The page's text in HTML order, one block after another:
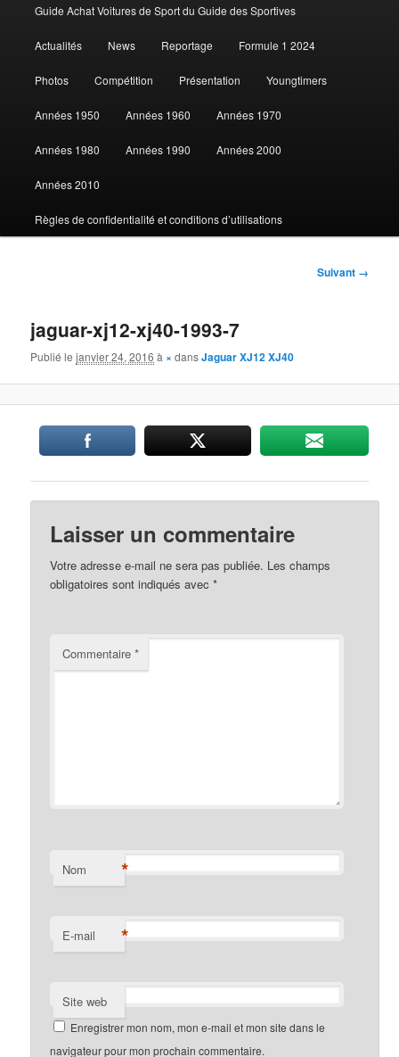
au
contenu
Guide Achat Voitures de Sport du Guide des Sportives
Actualités News Reportage Formule 1 2024
Photos Compétition Présentation Youngtimers
Années 1950 Années 1960 Années 1970
Années 1980 Années 1990 Années 2000
Années 2010
Règles de confidentialité et conditions d’utilisations
Navigation
Suivant →
jaguar-xj12-xj40-1993-7
Publié lejanvier 24, 2016 à ×dansJaguar XJ12 XJ40
Laisser un commentaire
Votre adresse e-mail ne sera pas publiée. Les champs
obligatoires sont indiqués avec*
Commentaire*
Nom *
E-mail *
Site web
Enregistrer mon nom, mon e-mail et mon site dans le
navigateur pour mon prochain commentaire.